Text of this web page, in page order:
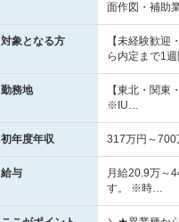
面作図・補助
対象となる方
【未経験歓
ら内定まで1
勤務地
【東北・関
※IU…
初年度年収 317万円～700
給与
月給20.9万～
す。 ※時…